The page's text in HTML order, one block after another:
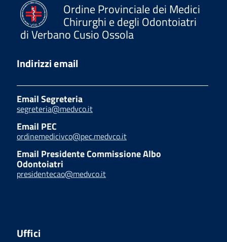
Ordine Provinciale dei Medici
Chirurghi e degli Odontoiatri
di Verbano Cusio Ossola
Indirizzi email
Email Segreteria
segreteria@medvco.it
Email PEC
ordinemedicivco@pec.medvco.it
Email Presidente Commissione Albo
Odontoiatri
presidentecao@medvco.it
Uffici